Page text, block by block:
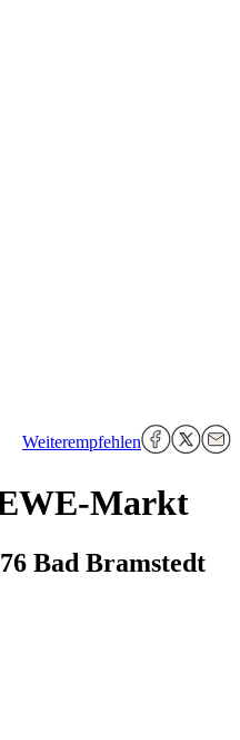
Weiterempfehlen
Markt
Bad Bramstedt